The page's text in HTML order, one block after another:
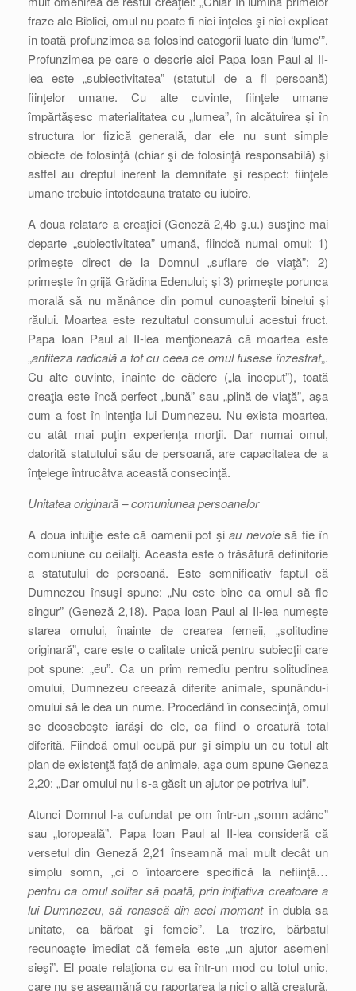
fraze ale Bibliei, omul nu poate fi nici înţeles şi nici explicat
în toată profunzimea sa folosind categorii luate din ‘lume'”.
Profunzimea pe care o descrie aici Papa Ioan Paul al II-
lea este „subiectivitatea” (statutul de a fi persoană)
fiinţelor umane. Cu alte cuvinte, fiinţele umane
împărtăşesc materialitatea cu „lumea”, în alcătuirea şi în
structura lor fizică generală, dar ele nu sunt simple
obiecte de folosinţă (chiar şi de folosinţă responsabilă) şi
astfel au dreptul inerent la demnitate şi respect: fiinţele
umane trebuie întotdeauna tratate cu iubire.
A doua relatare a creaţiei (Geneză 2,4b ş.u.) susţine mai
departe „subiectivitatea” umană, fiindcă numai omul: 1)
primeşte direct de la Domnul „suflare de viaţă”; 2)
primeşte în grijă Grădina Edenului; şi 3) primeşte porunca
morală să nu mănânce din pomul cunoaşterii binelui şi
răului. Moartea este rezultatul consumului acestui fruct.
Papa Ioan Paul al II-lea menţionează că moartea este
„antiteza radicală a tot cu ceea ce omul fusese înzestrat„.
Cu alte cuvinte, înainte de cădere („la început”), toată
creaţia este încă perfect „bună” sau „plină de viaţă”, aşa
cum a fost în intenţia lui Dumnezeu. Nu exista moartea,
cu atât mai puţin experienţa morţii. Dar numai omul,
datorită statutului său de persoană, are capacitatea de a
înţelege întrucâtva această consecinţă.
Unitatea originară – comuniunea persoanelor
A doua intuiţie este că oamenii pot şi au nevoiesă fie în
comuniune cu ceilalţi. Aceasta este o trăsătură definitorie
a statutului de persoană. Este semnificativ faptul că
Dumnezeu însuşi spune: „Nu este bine ca omul să fie
singur” (Geneză 2,18). Papa Ioan Paul al II-lea numeşte
starea omului, înainte de crearea femeii, „solitudine
originară”, care este o calitate unică pentru subiecţii care
pot spune: „eu”. Ca un prim remediu pentru solitudinea
omului, Dumnezeu creează diferite animale, spunându-i
omului să le dea un nume. Procedând în consecinţă, omul
se deosebeşte iarăşi de ele, ca fiind o creatură total
diferită. Fiindcă omul ocupă pur şi simplu un cu totul alt
plan de existenţă faţă de animale, aşa cum spune Geneza
2,20: „Dar omului nu i s-a găsit un ajutor pe potriva lui”.
Atunci Domnul l-a cufundat pe om într-un „somn adânc”
sau „toropeală”. Papa Ioan Paul al II-lea consideră că
versetul din Geneză 2,21 înseamnă mai mult decât un
simplu somn, „ci o întoarcere specifică la nefiinţă…
pentru ca omul solitar să poată, prin iniţiativa creatoare a
lui Dumnezeu,să renască din acel momentîn dubla sa
unitate, ca bărbat şi femeie”. La trezire, bărbatul
recunoaşte imediat că femeia este „un ajutor asemeni
sieşi”. El poate relaţiona cu ea într-un mod cu totul unic,
care nu se aseamănă cu raportarea la nici o altă creatură.